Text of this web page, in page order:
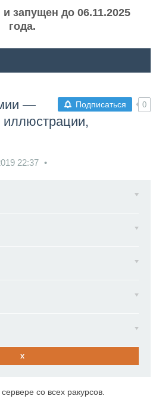
запущен до 06.11.2025
года.
Подписаться 0
—
иллюстрации,
22:37
x
со всех ракурсов.